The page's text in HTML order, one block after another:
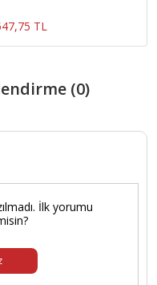
TL
(0)
İlk yorumu